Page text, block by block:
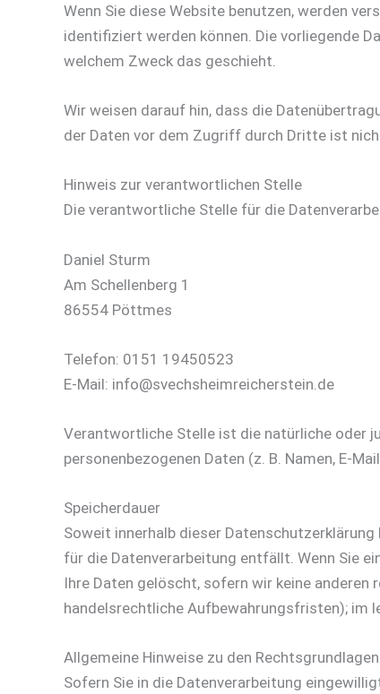
Wenn Sie diese Website benutzen, werden
identifiziert werden können. Die vorliegende
welchem Zweck das geschieht.
Wir weisen darauf hin, dass die
der Daten vor dem Zugriff durch Dritte ist
Hinweis zur verantwortlichen Stelle
Die verantwortliche Stelle für die
Daniel Sturm
Am Schellenberg 1
86554 Pöttmes
Telefon: 0151 19450523
E-Mail: info@svechsheimreicherstein.de
Verantwortliche Stelle ist die natürliche oder
personenbezogenen Daten (z. B. Namen, E-
Speicherdauer
Soweit innerhalb dieser Datenschutzerklärung
für die Datenverarbeitung entfällt. Wenn Sie
Ihre Daten gelöscht, sofern wir keine anderen
handelsrechtliche Aufbewahrungsfristen); im
Allgemeine Hinweise zu den
Sofern Sie in die Datenverarbeitung